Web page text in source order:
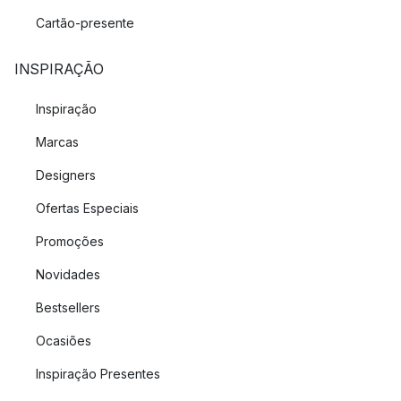
Cartão-presente
INSPIRAÇÃO
Inspiração
Marcas
Designers
Ofertas Especiais
Promoções
Novidades
Bestsellers
Ocasiões
Inspiração Presentes